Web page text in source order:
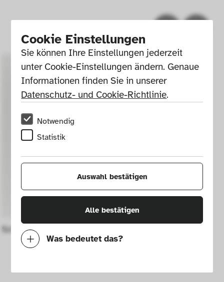
Cookie Einstellungen
Sie können Ihre Einstellungen jederzeit
unter Cookie-Einstellungen ändern. Genaue
Informationen finden Sie in unserer
Datenschutz- und Cookie-Richtlinie.
Notwendig
Statistik
Auswahl bestätigen
Alle bestätigen
Was bedeutet das?
Mit diesen Cookies können wir durch
Schüssel mit Dekor